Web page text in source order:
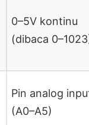
0–5V kontinu
(dibaca
Pin analog
(A0–A5)